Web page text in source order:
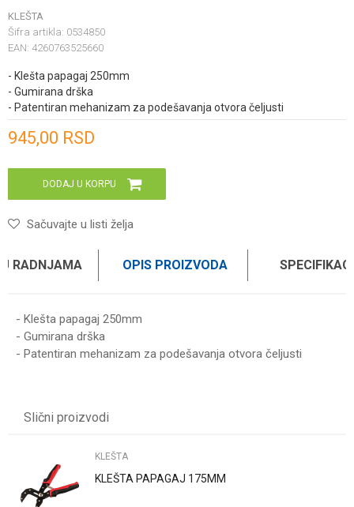
KLEŠTA
Šifra artikla: 0534850
EAN: 4260763525660
- Klešta papagaj 250mm
- Gumirana drška
- Patentiran mehanizam za podešavanja otvora čeljusti
945,00 RSD
DODAJ U KORPU
Sačuvajte u listi želja
RADNJAMA OPIS PROIZVODA
- Klešta papagaj 250mm
- Gumirana drška
- Patentiran mehanizam za podešavanja otvora čeljusti
Poruka
Slični proizvodi
KLEŠTA
KLEŠTA PAPAGAJ 175MM